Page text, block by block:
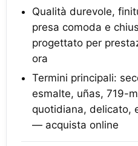
Qualità durevole,
presa comoda e
progettato per
ora
Termini principali:
esmalte, uñas, 719-
quotidiana, delicato,
— acquista online